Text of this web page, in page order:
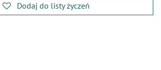
Dodaj do listy życzeń